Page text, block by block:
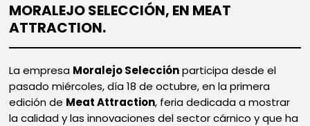
MORALEJO SELECCIÓN, EN MEAT
ATTRACTION.
La empresa Moralejo Selecciónparticipa desde el
pasado miércoles, día 18 de octubre, en la primera
edición de Meat Attraction, feria dedicada a mostrar
la calidad y las innovaciones del sector cárnico y que ha